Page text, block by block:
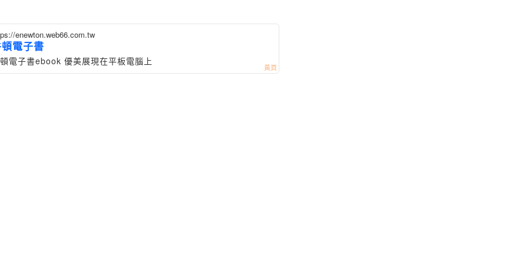
enewton.web66.com.tw
電子書
電子書ebook 優美展現在平板電腦上